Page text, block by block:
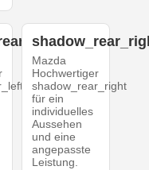
Mazda
Hochwertiger
shadow_rear_right
für ein
individuelles
Aussehen
und eine
angepasste
Leistung.